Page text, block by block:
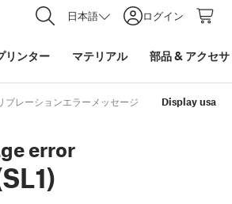
日本語 ログイン
リンター マテリアル 部品& アクセ
ブレーションエラーメッセージ Display usage
error